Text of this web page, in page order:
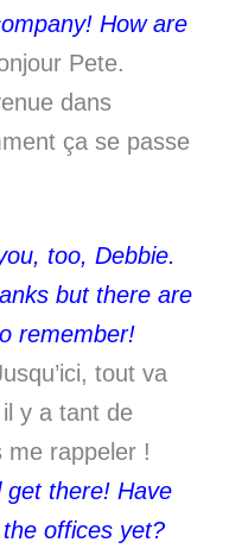
How are
Pete.
dans
ça se passe
too, Debbie.
but there are
remember!
tout va
y a tant de
me rappeler !
get there! Have
offices yet?